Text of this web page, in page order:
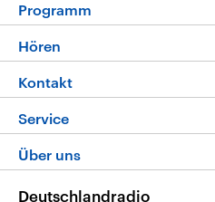
Programm
Programm
Die Nachrichten
Nachrichtenleicht
Neue Beiträge auf
Hören
Livestream
Podcasts
Deutschlandfunk App
Nachrichten App
Kontakt
Hörerservice
Service
FAQ
Über uns
Deutschlandradio